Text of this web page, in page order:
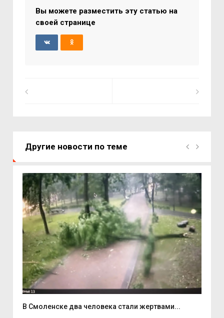
Вы можете разместить эту статью на
своей странице
Другие новости по теме
В Смоленске два человека стали жертвами...